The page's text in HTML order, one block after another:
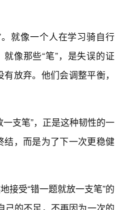
就像一个人在学习骑自行
像那些“笔”，是失误的证
放弃。他们会调整平衡，
支笔”，正是这种韧性的一
结，而是为了下一次更稳健
接受“错一题就放一支笔”的